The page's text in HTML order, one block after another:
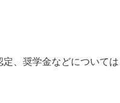
、奨学金などについて